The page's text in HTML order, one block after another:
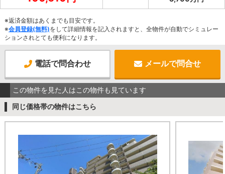
※返済金額はあくまでも目安です。
※会員登録(無料)をして詳細情報を記入されますと、全物件が自動でシミュレー
ションされとても便利になります。
電話で問合わせ メールで問合せ
この物件を見た人はこの物件も見ています
同じ価格帯の物件はこちら